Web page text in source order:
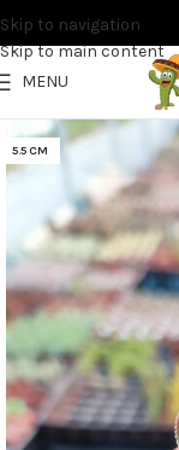
Skip to navigation
Skip to main content
MENU
5.5 CM